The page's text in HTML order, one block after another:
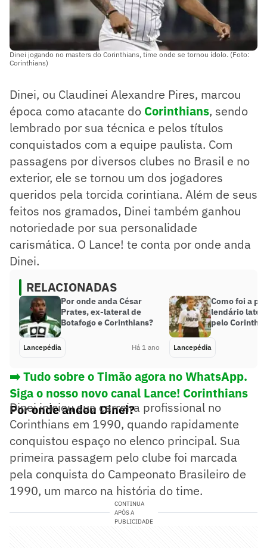
Dinei jogando no masters do Corinthians, time onde se tornou ídolo. (Foto:
Corinthians)
Dinei, ou Claudinei Alexandre Pires, marcou
época como atacante do Corinthians, sendo
lembrado por sua técnica e pelos títulos
conquistados com a equipe paulista. Com
passagens por diversos clubes no Brasil e no
exterior, ele se tornou um dos jogadores
queridos pela torcida corintiana. Além de seus
feitos nos gramados, Dinei também ganhou
notoriedade por sua personalidade
carismática. O Lance! te conta por onde anda
Dinei.
RELACIONADAS
Por onde anda César
Prates, ex-lateral de
Botafogo e Corinthians?
Lancepédia Há 1 ano
Como foi a
lendário
pelo
Lancepédia
➡️ Tudo sobre o Timão agora no WhatsApp.
Siga o nosso novo canal Lance! Corinthians
Por onde andou Dinei?
Dinei iniciou sua carreira profissional no
Corinthians em 1990, quando rapidamente
conquistou espaço no elenco principal. Sua
primeira passagem pelo clube foi marcada
pela conquista do Campeonato Brasileiro de
1990, um marco na história do time.
CONTINUA
APÓS A
PUBLICIDADE